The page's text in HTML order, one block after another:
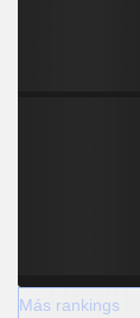
Más rankings